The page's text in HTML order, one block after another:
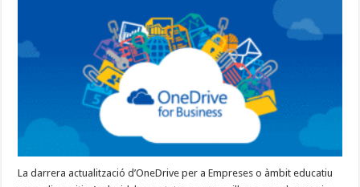
OneDrive
Android
per
La darrera actualització d’OneDrive per a Empreses o àmbit educatiu